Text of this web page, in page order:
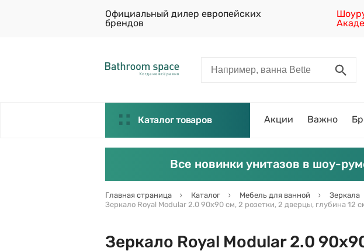
Официальный дилер европейских
брендов
Каталог товаров Акции Важно
Все новинки унитазов в шоу-
Главная страница Каталог Мебель для ванной Зеркала
Зеркало Royal Modular 2.0 90х90 см, 2 розетки, 2 дверцы, глубина 12
Зеркало Royal Modular 2.0